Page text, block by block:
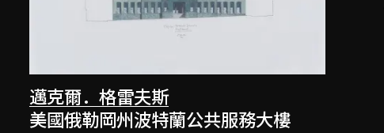
邁克爾．格雷夫斯
美國俄勒岡州波特蘭公共服務大樓